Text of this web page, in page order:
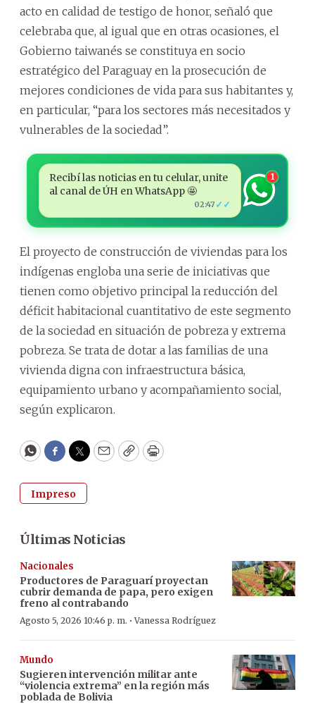
acto en calidad de testigo de honor, señaló que
celebraba que, al igual que en otras ocasiones, el
Gobierno taiwanés se constituya en socio
estratégico del Paraguay en la prosecución de
mejores condiciones de vida para sus habitantes y,
en particular, “para los sectores más necesitados y
vulnerables de la sociedad”.
Recibí las noticias en tu celular, unite
al canal de ÚH en WhatsApp 🤩
02:47 ✓✓
1
El proyecto de construcción de viviendas para los
indígenas engloba una serie de iniciativas que
tienen como objetivo principal la reducción del
déficit habitacional cuantitativo de este segmento
de la sociedad en situación de pobreza y extrema
pobreza. Se trata de dotar a las familias de una
vivienda digna con infraestructura básica,
equipamiento urbano y acompañamiento social,
según explicaron.
WhatsApp
Facebook
Twitter
EmailCopyPrint
Impreso
Últimas Noticias
Nacionales
Productores de Paraguarí proyectan
cubrir demanda de papa, pero exigen
freno al contrabando
Agosto 5, 2026 10:46 p. m. ·Vanessa Rodríguez
Mundo
Sugieren intervención militar ante
“violencia extrema” en la región más
poblada de Bolivia